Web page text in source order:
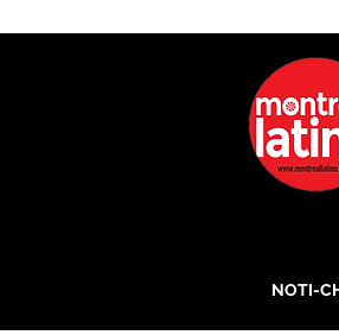
NOTI-